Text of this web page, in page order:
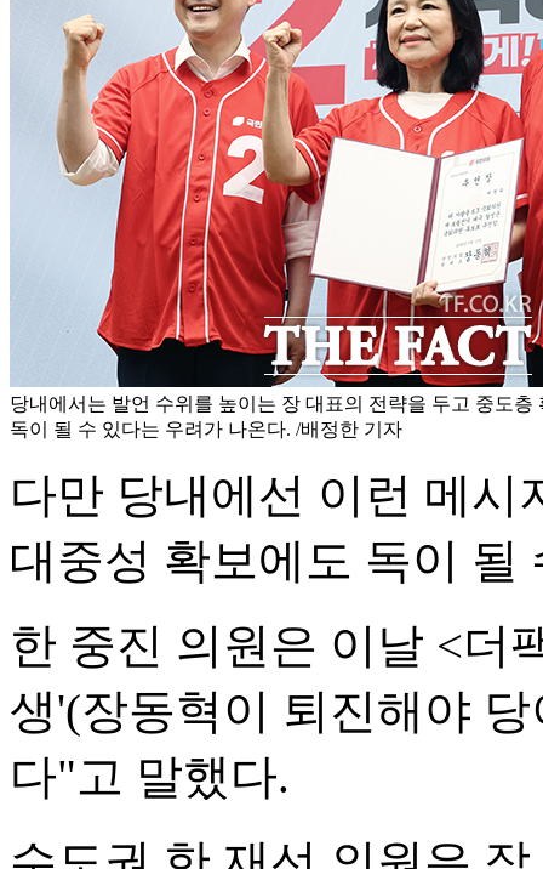
당내에서는 발언 수위를 높이는 장 대표의 전략을 두고 중도층
독이 될 수 있다는 우려가 나온다. /배정한 기자
다만 당내에선 이런 메시
대중성 확보에도 독이 될
한 중진 의원은 이날 <더
생'(장동혁이 퇴진해야
다"고 말했다.